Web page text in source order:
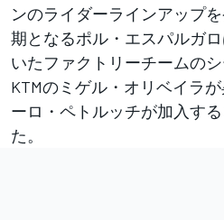
ンのライダーラインアップ
期となるポル・エスパルガ
いたファクトリーチームの
KTMのミゲル・オリベイラ
ーロ・ペトルッチが加入す
た。